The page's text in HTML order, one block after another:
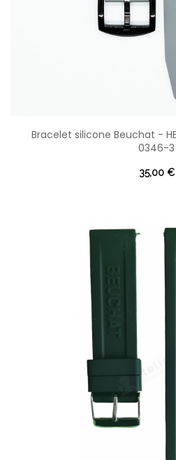
Bracelet silicone Beuchat -
0346-3
35,00 €